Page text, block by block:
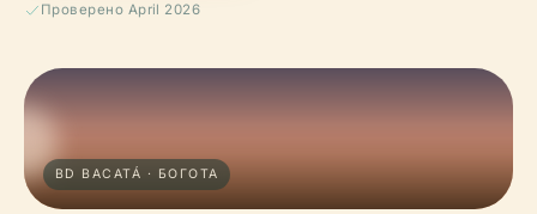
Проверено April 2026
BD BACATÁ · БОГОТА